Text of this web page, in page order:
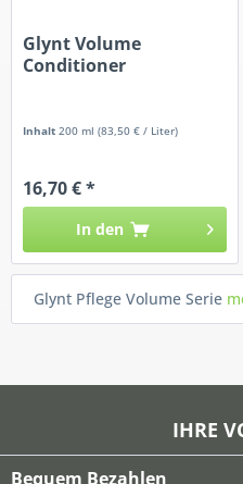
Glynt Volume
Conditioner
Inhalt200 ml(83,50 € / Liter)
16,70 € *
In den
Glynt Pflege Volume Serie
IHRE
Bequem Bezahlen